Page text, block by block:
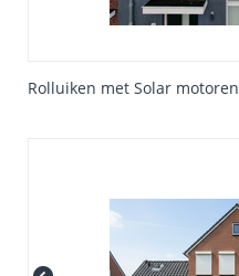
Rolluiken met Solar motoren